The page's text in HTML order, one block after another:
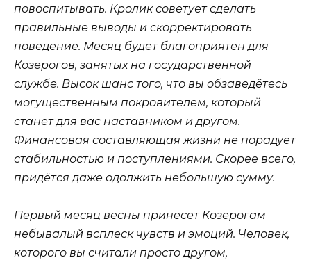
повоспитывать. Кролик советует сделать
правильные выводы и скорректировать
поведение. Месяц будет благоприятен для
Козерогов, занятых на государственной
службе. Высок шанс того, что вы обзаведётесь
могущественным покровителем, который
станет для вас наставником и другом.
Финансовая составляющая жизни не порадует
стабильностью и поступлениями. Скорее всего,
придётся даже одолжить небольшую сумму.
Первый месяц весны принесёт Козерогам
небывалый всплеск чувств и эмоций. Человек,
которого вы считали просто другом,